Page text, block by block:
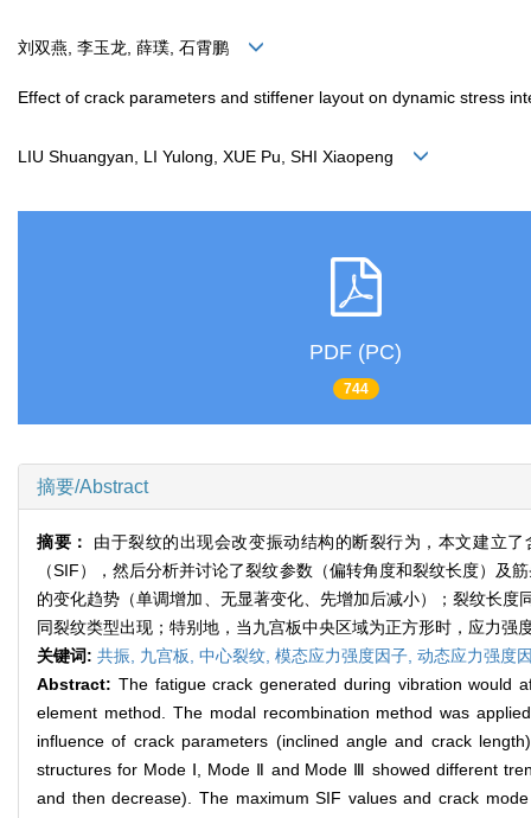
刘双燕, 李玉龙, 薛璞, 石霄鹏
Effect of crack parameters and stiffener layout on dynamic stress
LIU Shuangyan, LI Yulong, XUE Pu, SHI Xiaopeng
PDF (PC)
744
摘要/Abstract
摘要： 由于裂纹的出现会改变振动结构的断裂行为，本文建立
（SIF），然后分析并讨论了裂纹参数（偏转角度和裂纹长度）
的变化趋势（单调增加、无显著变化、先增加后减小）；裂纹长
同裂纹类型出现；特别地，当九宫板中央区域为正方形时，应力强
关键词: 共振, 九宫板, 中心裂纹, 模态应力强度因子, 动态应力强度
Abstract: The fatigue crack generated during vibration would
element method. The modal recombination method was
influence of crack parameters (inclined angle and crack
structures for Mode Ⅰ, Mode Ⅱ and Mode Ⅲ showed different
and then decrease). The maximum SIF values and crack